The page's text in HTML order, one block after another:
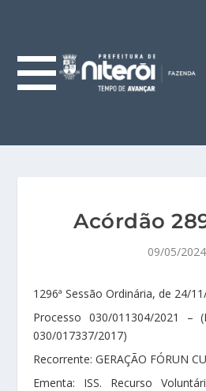
Acórdão
09/05/2024
1296ª Sessão Ordinária, de 24/
Processo 030/011304/2021 –
030/017337/2017)
Recorrente: GERAÇÃO FÓRUN
Ementa: ISS. Recurso